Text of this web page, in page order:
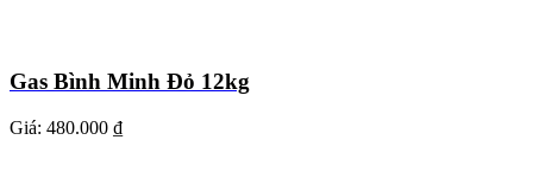
Gas Bình Minh Đỏ 12kg
Giá: 480.000 ₫